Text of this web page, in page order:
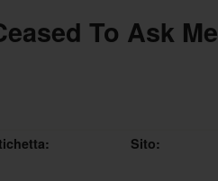
To Ask
Sito: